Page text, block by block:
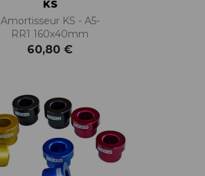
KS
Amortisseur KS - A5-
RR1 160x40mm
60,80 €